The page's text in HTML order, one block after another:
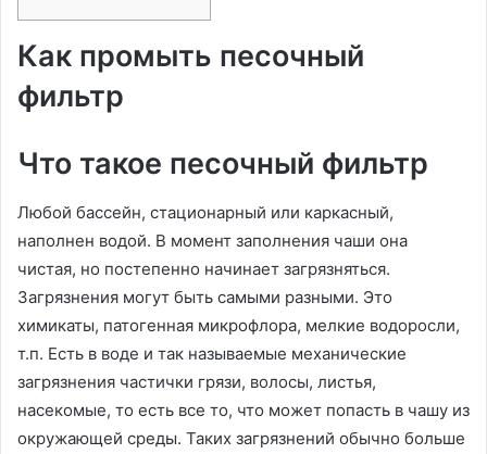
Как промыть песочный
фильтр
Что такое песочный фильтр
Любой бассейн, стационарный или каркасный,
наполнен водой. В момент заполнения чаши она
чистая, но постепенно начинает загрязняться.
Загрязнения могут быть самыми разными. Это
химикаты, патогенная микрофлора, мелкие водоросли,
т.п. Есть в воде и так называемые механические
загрязнения частички грязи, волосы, листья,
насекомые, то есть все то, что может попасть в чашу из
окружающей среды. Таких загрязнений обычно больше